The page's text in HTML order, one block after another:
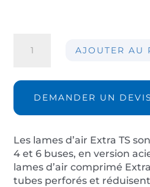
d'air
Extra
TS04
AJOUTER AU
DEMANDER UN DEVIS
Les lames d’air Extra TS
4 et 6 buses, en version
lames d’air comprimé
tubes perforés et